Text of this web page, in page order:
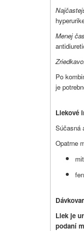
Menej
Po
je
Liekové
Súčasná
Opatrne
Liek je
podaní